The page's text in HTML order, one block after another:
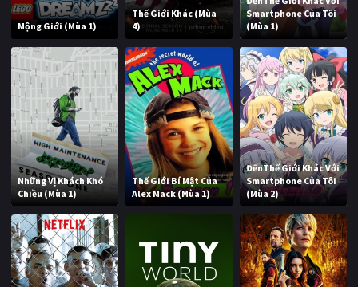
Mộng Giới (Mùa 1)
Thế Giới Khác (Mùa
4)
Smartphone Của Tôi
(Mùa 1)
Những Vị Khách Khó
Chiều (Mùa 1)
Thế Giới Bí Mật Của
Alex Mack (Mùa 1)
ĐếnThế Giới Khác Với
Smartphone Của Tôi
(Mùa 2)